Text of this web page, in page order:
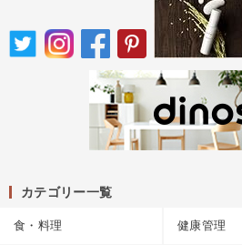
カテゴリー一覧
食・料理 健康管理